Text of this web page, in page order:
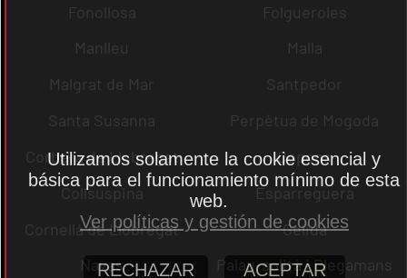
Fonollosa
Folgueroles
Manlleu
Malla
Malgrat de Mar
Santpedor
Santa Susanna
Perpètua de Mogoda
Corbera de Llobregat
Copons
Collsuspina
Esparreguera
Cornellà de Llobregat
Gelida
Navas
Palau-solità i Plegamans
Utilizamos solamente la cookie esencial y
básica para el funcionamiento mínimo de esta
web.
Ver políticas y gestión de cookies
RECHAZAR ACEPTAR